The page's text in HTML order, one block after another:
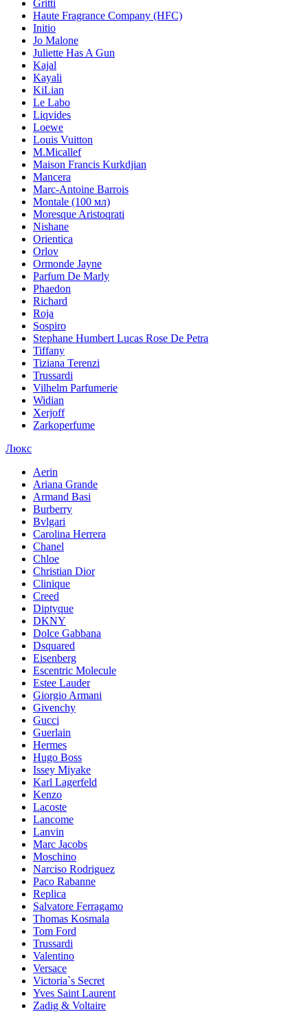
Gritti
Haute Fragrance Company (HFC)
Initio
Jo Malone
Juliette Has A Gun
Kajal
Kayali
KiLian
Le Labo
Liqvides
Loewe
Louis Vuitton
M.Micallef
Maison Francis Kurkdjian
Mancera
Marc-Antoine Barrois
Montale (100 мл)
Moresque Aristoqrati
Nishane
Orientica
Orlov
Ormonde Jayne
Parfum De Marly
Phaedon
Richard
Roja
Sospiro
Stephane Humbert Lucas Rose De Petra
Tiffany
Tiziana Terenzi
Trussardi
Vilhelm Parfumerie
Widian
Xerjoff
Zarkoperfume
Люкс
Aerin
Ariana Grande
Armand Basi
Burberry
Bvlgari
Carolina Herrera
Chanel
Chloe
Christian Dior
Clinique
Creed
Diptyque
DKNY
Dolce Gabbana
Dsquared
Eisenberg
Escentric Molecule
Estee Lauder
Giorgio Armani
Givenchy
Gucci
Guerlain
Hermes
Hugo Boss
Issey Miyake
Karl Lagerfeld
Kenzo
Lacoste
Lancome
Lanvin
Marc Jacobs
Moschino
Narciso Rodriguez
Paco Rabanne
Replica
Salvatore Ferragamo
Thomas Kosmala
Tom Ford
Trussardi
Valentino
Versace
Victoria`s Secret
Yves Saint Laurent
Zadig & Voltaire